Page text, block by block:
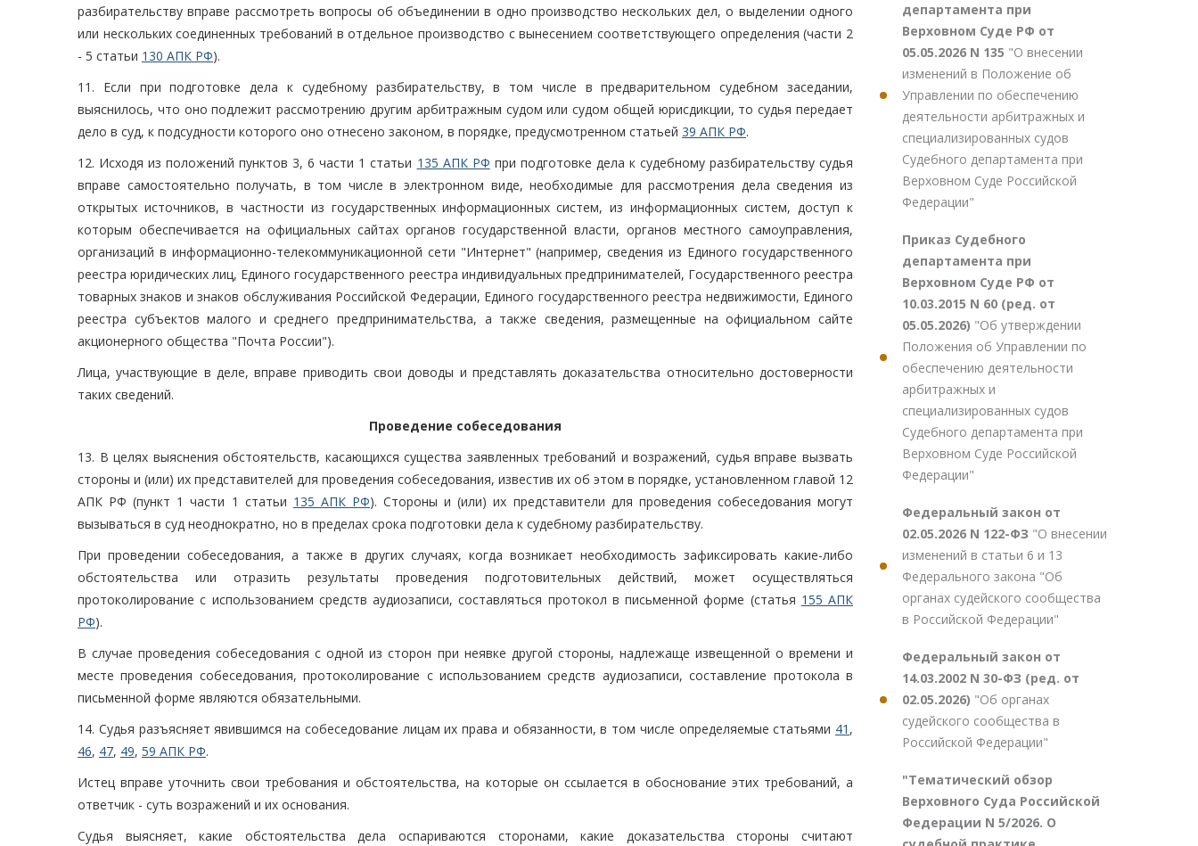
разбирательству вправе рассмотреть вопросы об объединении в одно производство нескольких дел, о выделении одного
или нескольких соединенных требований в отдельное производство с вынесением соответствующего определения (части 2
- 5 статьи 130 АПК РФ).
11. Если при подготовке дела к судебному разбирательству, в том числе в предварительном судебном заседании,
выяснилось, что оно подлежит рассмотрению другим арбитражным судом или судом общей юрисдикции, то судья передает
дело в суд, к подсудности которого оно отнесено законом, в порядке, предусмотренном статьей 39 АПК РФ.
12. Исходя из положений пунктов 3, 6 части 1 статьи 135 АПК РФ при подготовке дела к судебному разбирательству судья
вправе самостоятельно получать, в том числе в электронном виде, необходимые для рассмотрения дела сведения из
открытых источников, в частности из государственных информационных систем, из информационных систем, доступ к
которым обеспечивается на официальных сайтах органов государственной власти, органов местного самоуправления,
организаций в информационно-телекоммуникационной сети "Интернет" (например, сведения из Единого государственного
реестра юридических лиц, Единого государственного реестра индивидуальных предпринимателей, Государственного реестра
товарных знаков и знаков обслуживания Российской Федерации, Единого государственного реестра недвижимости, Единого
реестра субъектов малого и среднего предпринимательства, а также сведения, размещенные на официальном сайте
акционерного общества "Почта России").
Лица, участвующие в деле, вправе приводить свои доводы и представлять доказательства относительно достоверности
таких сведений.
Проведение собеседования
13. В целях выяснения обстоятельств, касающихся существа заявленных требований и возражений, судья вправе вызвать
стороны и (или) их представителей для проведения собеседования, известив их об этом в порядке, установленном главой 12
АПК РФ (пункт 1 части 1 статьи 135 АПК РФ). Стороны и (или) их представители для проведения собеседования могут
вызываться в суд неоднократно, но в пределах срока подготовки дела к судебному разбирательству.
При проведении собеседования, а также в других случаях, когда возникает необходимость зафиксировать какие-либо
обстоятельства или отразить результаты проведения подготовительных действий, может осуществляться
протоколирование с использованием средств аудиозаписи, составляться протокол в письменной форме (статья 155 АПК
РФ).
В случае проведения собеседования с одной из сторон при неявке другой стороны, надлежаще извещенной о времени и
месте проведения собеседования, протоколирование с использованием средств аудиозаписи, составление протокола в
письменной форме являются обязательными.
14. Судья разъясняет явившимся на собеседование лицам их права и обязанности, в том числе определяемые статьями 41 ,
46, 47, 49, 59 АПК РФ.
Истец вправе уточнить свои требования и обстоятельства, на которые он ссылается в обоснование этих требований, а
ответчик - суть возражений и их основания.
Судья выясняет, какие обстоятельства дела оспариваются сторонами, какие доказательства стороны считают
департамента при
Верховном Суде РФ от
05.05.2026 N 135 "О внесении
изменений в Положение об
Управлении по обеспечению
деятельности арбитражных и
специализированных судов
Судебного департамента при
Верховном Суде Российской
Федерации"
Приказ Судебного
департамента при
Верховном Суде РФ от
10.03.2015 N 60 (ред. от
05.05.2026) "Об утверждении
Положения об Управлении по
обеспечению деятельности
арбитражных и
специализированных судов
Судебного департамента при
Верховном Суде Российской
Федерации"
Федеральный закон от
02.05.2026 N 122-ФЗ "О внесении
изменений в статьи 6 и 13
Федерального закона "Об
органах судейского сообщества
в Российской Федерации"
Федеральный закон от
14.03.2002 N 30-ФЗ (ред. от
02.05.2026) "Об органах
судейского сообщества в
Российской Федерации"
"Тематический обзор
Верховного Суда Российской
Федерации N 5/2026. О